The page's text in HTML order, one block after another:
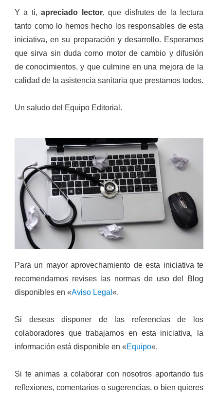
Y a ti,apreciado lector, que disfrutes de la lectura
tanto como lo hemos hecho los responsables de esta
iniciativa, en su preparación y desarrollo. Esperamos
que sirva sin duda como motor de cambio y difusión
de conocimientos, y que culmine en una mejora de la
calidad de la asistencia sanitaria que prestamos todos.
Un saludo del Equipo Editorial.
Para un mayor aprovechamiento de esta iniciativa te
recomendamos revises las normas de uso del Blog
disponibles en «Aviso Legal «.
Si deseas disponer de las referencias de los
colaboradores que trabajamos en esta iniciativa, la
información está disponible en «Equipo«.
Si te animas a colaborar con nosotros aportando tus
reflexiones, comentarios o sugerencias, o bien quieres